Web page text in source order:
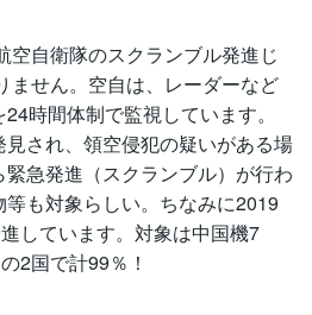
空自衛隊のスクランブル発進じ
ません。空自は、レーダーなど
時間体制で監視しています。
され、領空侵犯の疑いがある場
急発進（スクランブル）が行わ
も対象らしい。ちなみに2019
しています。対象は中国機7
2国で計99％！